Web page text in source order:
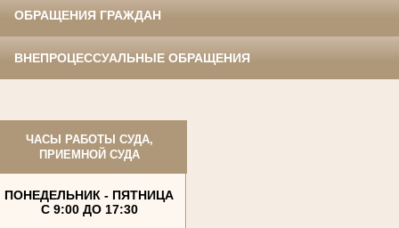
ОБРАЩЕНИЯ ГРАЖДАН
ВНЕПРОЦЕССУАЛЬНЫЕ ОБРАЩЕНИЯ
ЧАСЫ РАБОТЫ СУДА,
ПРИЕМНОЙ СУДА
ПОНЕДЕЛЬНИК - ПЯТНИЦА
С 9:00 ДО 17:30